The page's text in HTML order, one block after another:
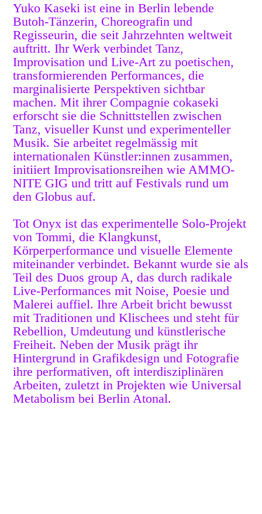
Yuko Kaseki ist eine in Berlin lebende
Butoh-Tänzerin, Choreografin und
Regisseurin, die seit Jahrzehnten weltweit
auftritt. Ihr Werk verbindet Tanz,
Improvisation und Live-Art zu poetischen,
transformierenden Performances, die
marginalisierte Perspektiven sichtbar
machen. Mit ihrer Compagnie cokaseki
erforscht sie die Schnittstellen zwischen
Tanz, visueller Kunst und experimenteller
Musik. Sie arbeitet regelmässig mit
internationalen Künstler:innen zusammen,
initiiert Improvisationsreihen wie AMMO-
NITE GIG und tritt auf Festivals rund um
den Globus auf.
Tot Onyx ist das experimentelle Solo-Projekt
von Tommi, die Klangkunst,
Körperperformance und visuelle Elemente
miteinander verbindet. Bekannt wurde sie als
Teil des Duos group A, das durch radikale
Live-Performances mit Noise, Poesie und
Malerei auffiel. Ihre Arbeit bricht bewusst
mit Traditionen und Klischees und steht für
Rebellion, Umdeutung und künstlerische
Freiheit. Neben der Musik prägt ihr
Hintergrund in Grafikdesign und Fotografie
ihre performativen, oft interdisziplinären
Arbeiten, zuletzt in Projekten wie Universal
Metabolism bei Berlin Atonal.